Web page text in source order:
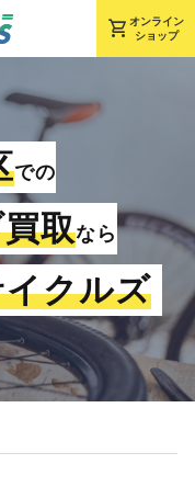
shopping_cart オンライン
ショップ
での
取なら
クルズ